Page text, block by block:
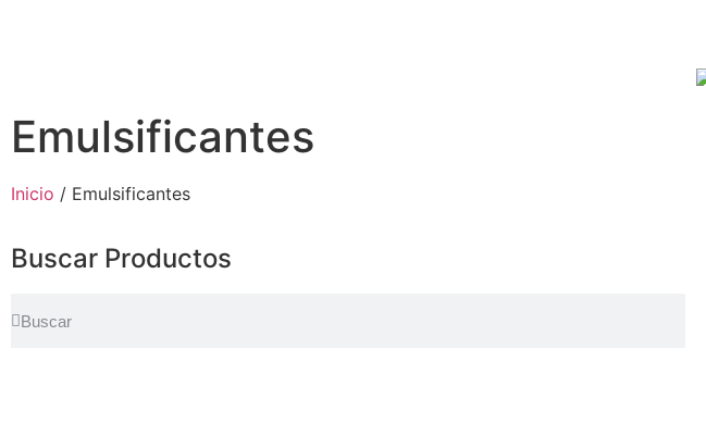
Emulsificantes
Inicio / Emulsificantes
Buscar Productos